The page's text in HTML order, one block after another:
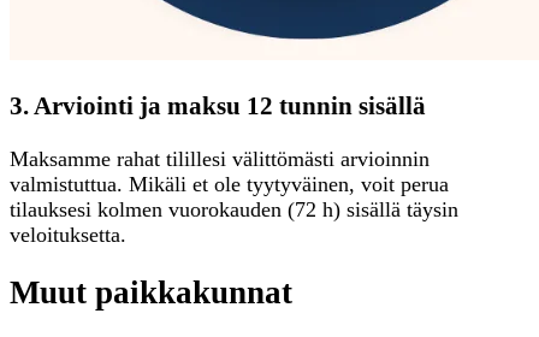
3. Arviointi ja maksu 12 tunnin sisällä
Maksamme rahat tilillesi välittömästi arvioinnin
valmistuttua. Mikäli et ole tyytyväinen, voit perua
tilauksesi kolmen vuorokauden (72 h) sisällä täysin
veloituksetta.
Muut paikkakunnat